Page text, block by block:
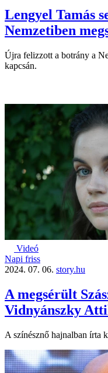
Lengyel Tamás
Nemzetiben
Újra felizzott a botrány a
kapcsán.
Videó
Napi friss
2024. 07. 06. story.hu
A megsérült
Vidnyánszky
A színésznő hajnalban írta